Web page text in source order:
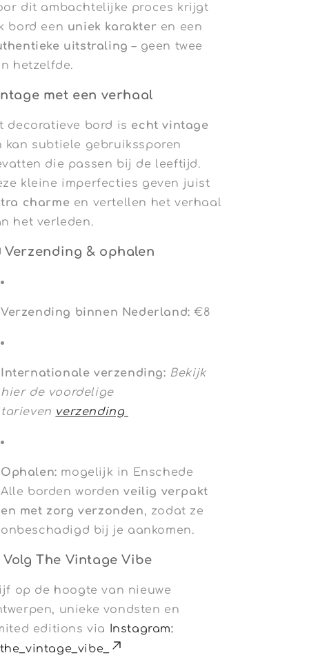
dit ambachtelijke proces krijgt
bord een uniek karakter en een
uitstraling – geen twee
hetzelfde.
met een verhaal
decoratieve bord is echt vintage
kan subtiele gebruikssporen
die passen bij de leeftijd.
kleine imperfecties geven juist
charme en vertellen het verhaal
het verleden.
Verzending & ophalen
Verzending binnen Nederland: €8
Internationale verzending: Bekijk
hier de voordelige
tarieven verzending
Ophalen: mogelijk in Enschede
Alle borden wordenveilig verpakt
en met zorg verzonden, zodat ze
onbeschadigd bij je aankomen.
Volg The Vintage Vibe
op de hoogte van nieuwe
unieke vondsten en
editions via Instagram: